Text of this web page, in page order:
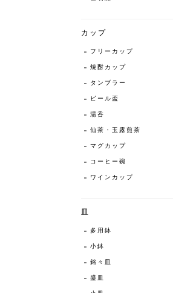
カップ
フリーカップ
焼酎カップ
タンブラー
ビール盃
湯呑
仙茶・玉露煎茶
マグカップ
コーヒー碗
ワインカップ
皿
多用鉢
小鉢
銘々皿
盛皿